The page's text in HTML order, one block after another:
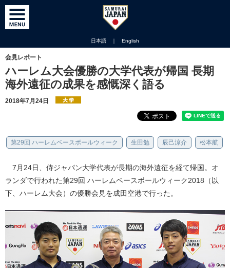
日本語 ｜ English
会見レポート
ハーレム大会優勝の大学代表が帰国 長期
海外遠征の成果を感慨深く語る
2018年7月24日
第29回 ハーレムベースボールウィーク 生田勉 辰己涼介 松本航
7月24日、侍ジャパン大学代表が長期の海外遠征を経て帰国。オ
ランダで行われた第29回 ハーレムベースボールウィーク2018（以
下、ハーレム大会）の優勝会見を成田空港で行った。